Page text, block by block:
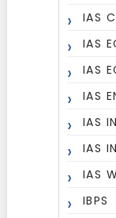
IAS
IAS
IAS
IAS
IAS
IAS
IAS
IBPS